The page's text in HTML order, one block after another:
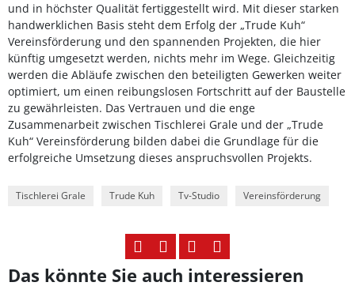
und in höchster Qualität fertiggestellt wird. Mit dieser starken
handwerklichen Basis steht dem Erfolg der „Trude Kuh“
Vereinsförderung und den spannenden Projekten, die hier
künftig umgesetzt werden, nichts mehr im Wege. Gleichzeitig
werden die Abläufe zwischen den beteiligten Gewerken weiter
optimiert, um einen reibungslosen Fortschritt auf der Baustelle
zu gewährleisten. Das Vertrauen und die enge
Zusammenarbeit zwischen Tischlerei Grale und der „Trude
Kuh“ Vereinsförderung bilden dabei die Grundlage für die
erfolgreiche Umsetzung dieses anspruchsvollen Projekts.
Tischlerei Grale Trude Kuh Tv-Studio Vereinsförderung
Das könnte Sie auch interessieren